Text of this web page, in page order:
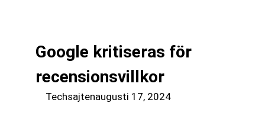
Google kritiseras för
recensionsvillkor
Techsajtenaugusti 17, 2024